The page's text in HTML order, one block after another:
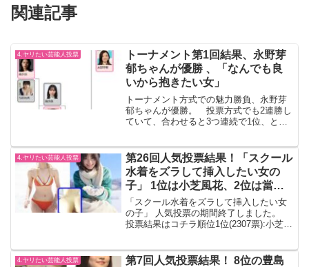
関連記事
4.ヤリたい芸能人投票
トーナメント第1回結果、永野芽
郁ちゃんが優勝 、「なんでも良
いから抱きたい女」
トーナメント方式での魅力勝負、永野芽
郁ちゃんが優勝。 投票方式でも2連勝し
ていて、合わせると3つ連続で1位、とい
高さにビックリしている、というところ
です。強い推しがいる...
4.ヤリたい芸能人投票
第26回人気投票結果！「スクール
水着をズラして挿入したい女の
子」 1位は小芝風花、2位は當真
あみ
「スクール水着をズラして挿入したい女
の子」 人気投票の期間終了しました。
投票結果はコチラ順位1位(2307票):小芝風
本麗世6位(...
4.ヤリたい芸能人投票
第7回人気投票結果！ 8位の豊島